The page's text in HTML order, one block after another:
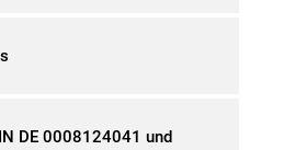
DE 0008124041 und